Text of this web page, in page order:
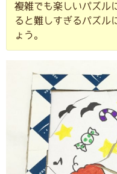
複雑でも楽しいパズル
ると難しすぎるパズル
ょう。